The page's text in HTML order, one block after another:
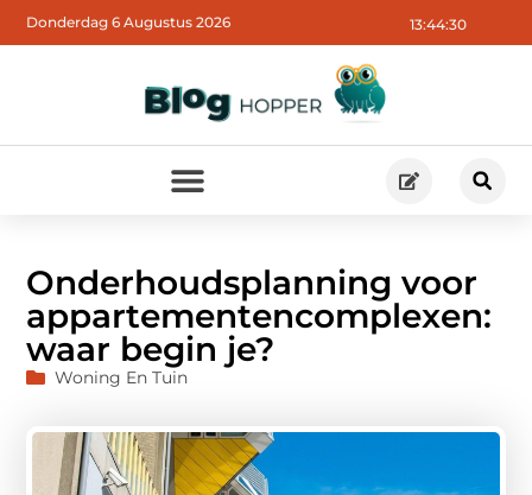
13:44:32
Donderdag 6 Augustus 2026
Onderhoudsplanning voor
appartementencomplexen:
waar begin je?
Woning En Tuin